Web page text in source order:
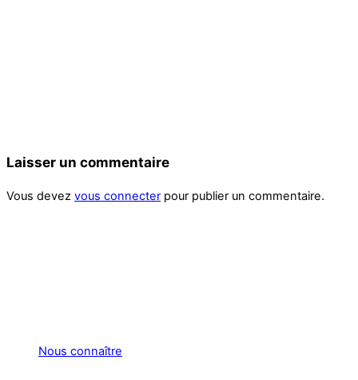
Laisser un commentaire
Vous devez vous connecter pour publier un commentaire.
Nous connaître